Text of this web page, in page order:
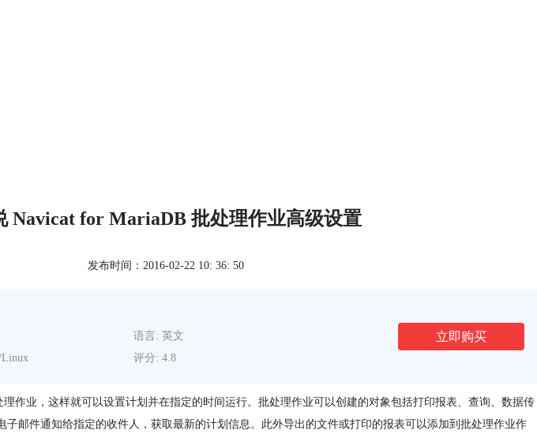
Navicat for MariaDB 批处理作业高级设置
发布时间：2016-02-22 10: 36: 50
语言: 英文
Linux
评分: 4.8
立即购买
作业，这样就可以设置计划并在指定的时间运行。批处理作业可以创建的对象包括打印报表、查询、数据传
子邮件通知给指定的收件人，获取最新的计划信息。此外导出的文件或打印的报表可以添加到批处理作业作